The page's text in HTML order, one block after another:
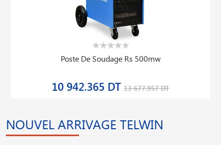
Poste De Soudage Rs 500mw
10 942.365 DT 13 677.957 DT
NOUVEL ARRIVAGE TELWIN